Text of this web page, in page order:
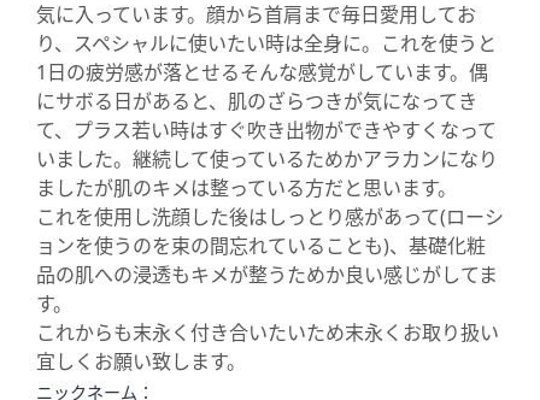
気に入っています。顔から首肩まで毎日愛用してお
り、スペシャルに使いたい時は全身に。これを使うと
1日の疲労感が落とせるそんな感覚がしています。偶
にサボる日があると、肌のざらつきが気になってき
て、プラス若い時はすぐ吹き出物ができやすくなって
いました。継続して使っているためかアラカンになり
ましたが肌のキメは整っている方だと思います。
これを使用し洗顔した後はしっとり感があって(ローシ
ョンを使うのを束の間忘れていることも)、基礎化粧
品の肌への浸透もキメが整うためか良い感じがしてま
す。
これからも末永く付き合いたいため末永くお取り扱い
宜しくお願い致します。
ニックネーム：